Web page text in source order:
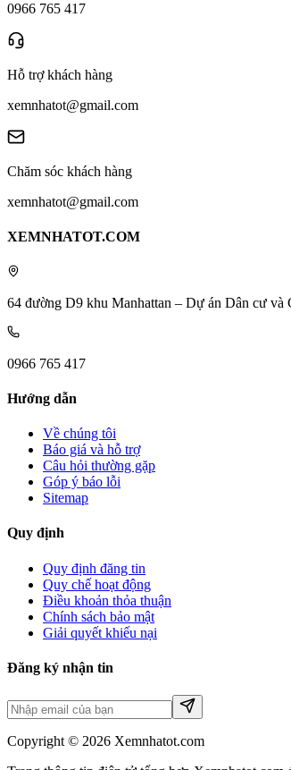
0966 765 417
Hỗ trợ khách hàng
xemnhatot@gmail.com
Chăm sóc khách hàng
xemnhatot@gmail.com
XEMNHATOT.COM
64 đường D9 khu Manhattan – Dự án Dân cư
0966 765 417
Hướng dẫn
Về chúng tôi
Báo giá và hỗ trợ
Câu hỏi thường gặp
Góp ý báo lỗi
Sitemap
Quy định
Quy định đăng tin
Quy chế hoạt động
Điều khoản thỏa thuận
Chính sách bảo mật
Giải quyết khiếu nại
Đăng ký nhận tin
Copyright © 2026 Xemnhatot.com